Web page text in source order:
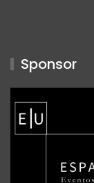
Sponsor